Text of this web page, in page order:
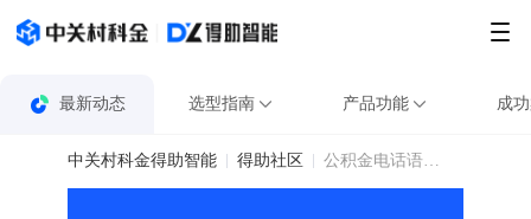
最新动态 选型指南 产品功能 成
中关村科金得助智能 得助社区 公积金电话语音呼叫软件